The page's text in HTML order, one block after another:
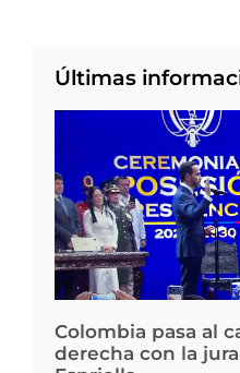
Últimas
Colombia pasa al
derecha con la